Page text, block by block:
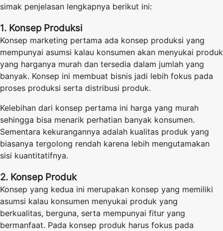
simak penjelasan lengkapnya berikut ini:
1. Konsep Produksi
Konsep marketing pertama ada konsep produksi yang
mempunyai asumsi kalau konsumen akan menyukai produk
yang harganya murah dan tersedia dalam jumlah yang
banyak. Konsep ini membuat bisnis jadi lebih fokus pada
proses produksi serta distribusi produk.
Kelebihan dari konsep pertama ini harga yang murah
sehingga bisa menarik perhatian banyak konsumen.
Sementara kekurangannya adalah kualitas produk yang
biasanya tergolong rendah karena lebih mengutamakan
sisi kuantitatifnya.
2. Konsep Produk
Konsep yang kedua ini merupakan konsep yang memiliki
asumsi kalau konsumen menyukai produk yang
berkualitas, berguna, serta mempunyai fitur yang
bermanfaat. Pada konsep produk harus fokus pada